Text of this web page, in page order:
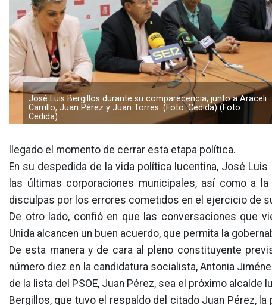
José Luis Bergillos durante su comparecencia, junto a Araceli
Carrillo, Juan Pérez y Juan Torres. (Foto: Cedida) (Foto:
Cedida)
llegado el momento de cerrar esta etapa política.
En su despedida de la vida política lucentina, José
las últimas corporaciones municipales, así como a
disculpas por los errores cometidos en el ejercicio de
De otro lado, confió en que las conversaciones que
Unida alcancen un buen acuerdo, que permita la
De esta manera y de cara al pleno constituyente
número diez en la candidatura socialista, Antonia
de la lista del PSOE, Juan Pérez, sea el próximo
Bergillos, que tuvo el respaldo del citado Juan Pérez,